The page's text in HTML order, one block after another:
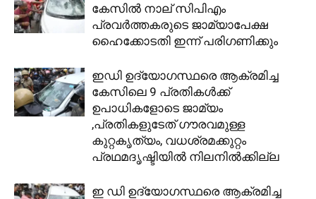
കേസില്‍ നാല് സിപിഎം
പ്രവര്‍ത്തകരുടെ ജാമ്യാപേക്ഷ
ഹൈക്കോടതി ഇന്ന് പരിഗണിക്കും
ഇഡി ഉദ്യോഗസ്ഥരെ ആക്രമിച്ച
കേസിലെ 9 പ്രതികള്‍ക്ക്
ഉപാധികളോടെ ജാമ്യം
,പ്രതികളുടേത് ഗൗരവമുള്ള
കുറ്റകൃത്യം, വധശ്രമക്കുറ്റം
പ്രഥമദൃഷ്ടിയില്‍ നിലനില്‍ക്കില്ല
ഇ ഡി ഉദ്യോഗസ്ഥരെ ആക്രമിച്ച